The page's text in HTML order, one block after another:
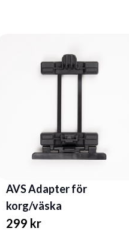
AVS Adapter för
korg/väska
299 kr